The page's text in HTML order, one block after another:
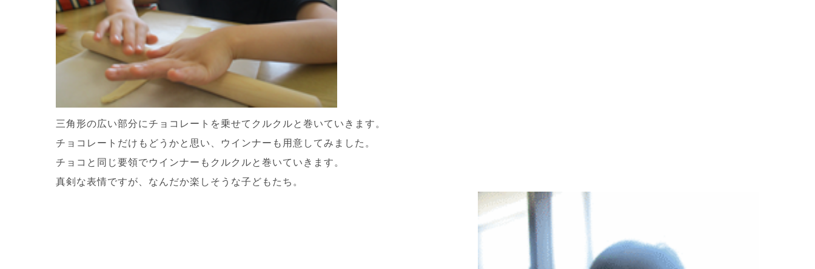
三角形の広い部分にチョコレートを乗せてクルクルと巻いていきます。
チョコレートだけもどうかと思い、ウインナーも用意してみました。
チョコと同じ要領でウインナーもクルクルと巻いていきます。
真剣な表情ですが、なんだか楽しそうな子どもたち。